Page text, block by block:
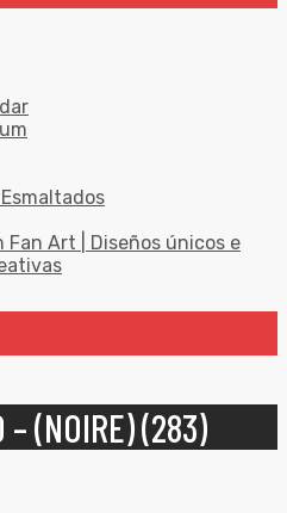
Fan Art | Diseños únicos e
– (NOIRE) (283)